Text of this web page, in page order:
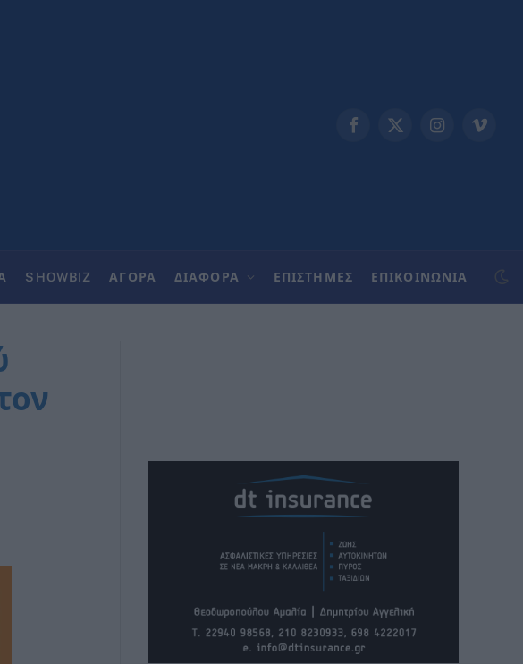
Facebook
X
InstagramVimeo
SHOWBIZ ΑΓΟΡΑ ΔΙΑΦΟΡΑ ΕΠΙΣΤΗΜΕΣ ΕΠΙΚΟΙΝΩΝΊΑ